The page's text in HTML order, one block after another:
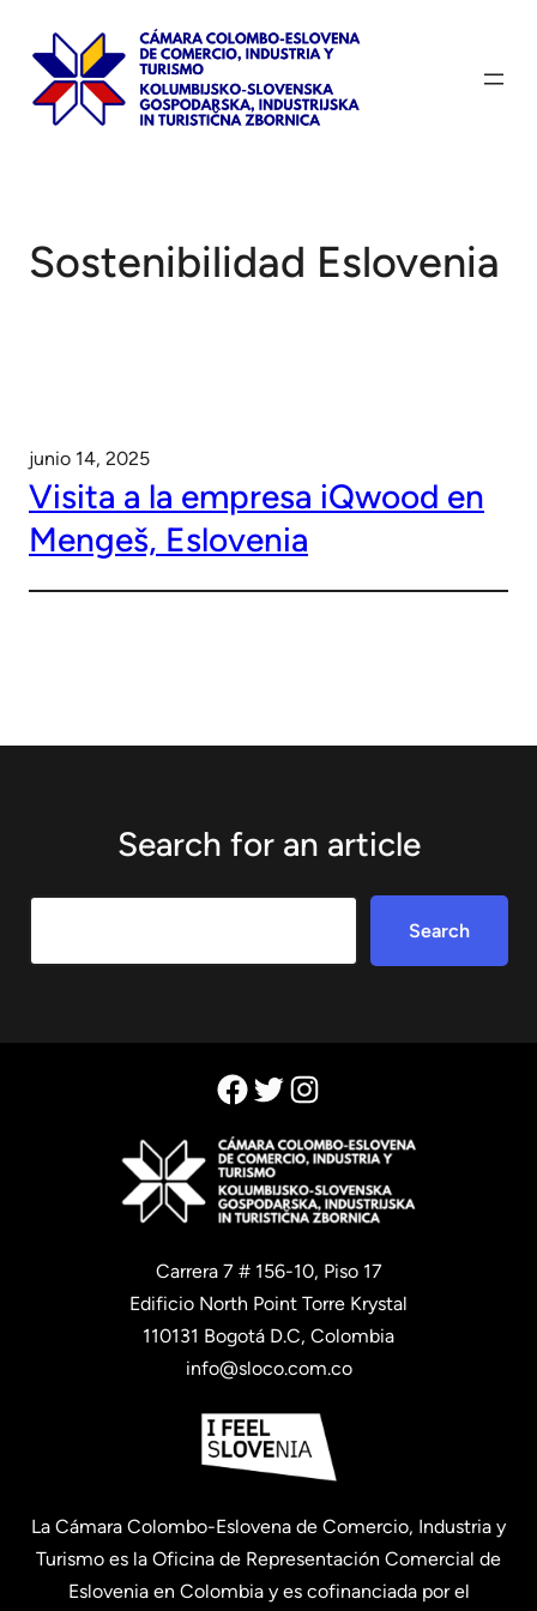
contenido
Sostenibilidad Eslovenia
junio 14, 2025
Visita a la empresa iQwood en
Mengeš, Eslovenia
Search for an article
Search
Facebook
TwitterInstagram
Carrera 7 # 156-10, Piso 17
Edificio North Point Torre Krystal
110131 Bogotá D.C, Colombia
info@sloco.com.co
La Cámara Colombo-Eslovena de Comercio, Industria y
Turismo es la Oficina de Representación Comercial de
Eslovenia en Colombia y es cofinanciada por el